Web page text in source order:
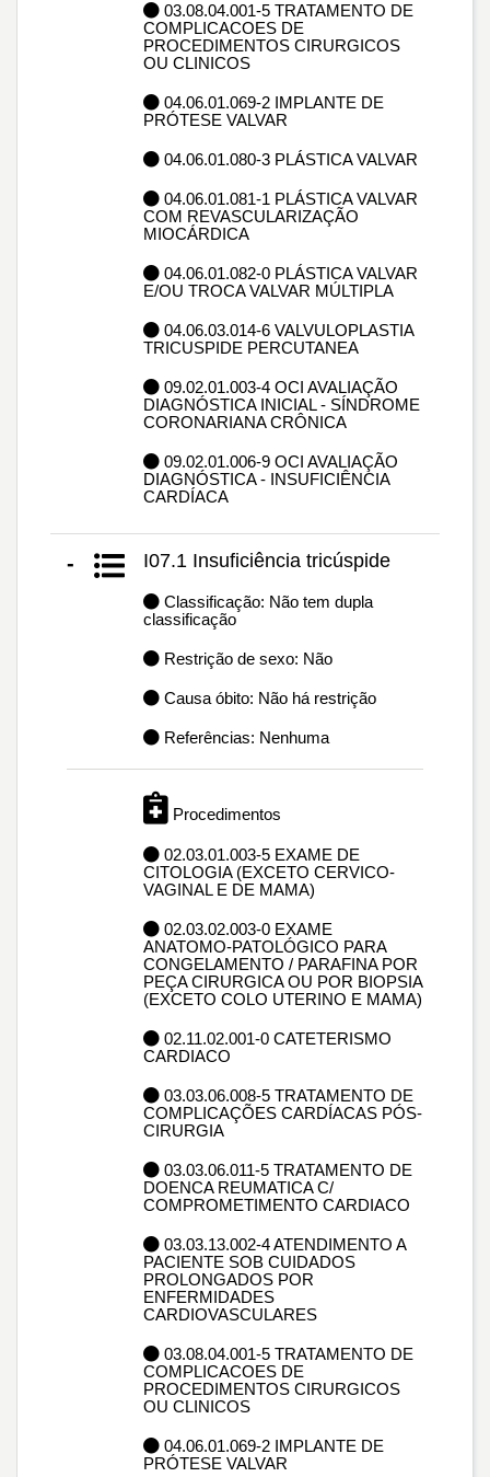
03.08.04.001-5 TRATAMENTO DE
COMPLICACOES DE
PROCEDIMENTOS CIRURGICOS
OU CLINICOS
04.06.01.069-2 IMPLANTE DE
PRÓTESE VALVAR
04.06.01.080-3 PLÁSTICA VALVAR
04.06.01.081-1 PLÁSTICA VALVAR
COM REVASCULARIZAÇÃO
MIOCÁRDICA
04.06.01.082-0 PLÁSTICA VALVAR
E/OU TROCA VALVAR MÚLTIPLA
04.06.03.014-6 VALVULOPLASTIA
TRICUSPIDE PERCUTANEA
09.02.01.003-4 OCI AVALIAÇÃO
DIAGNÓSTICA INICIAL - SÍNDROME
CORONARIANA CRÔNICA
09.02.01.006-9 OCI AVALIAÇÃO
DIAGNÓSTICA - INSUFICIÊNCIA
CARDÍACA
- I07.1 Insuficiência tricúspide
Classificação: Não tem dupla
classificação
Restrição de sexo: Não
Causa óbito: Não há restrição
Referências: Nenhuma
Procedimentos
02.03.01.003-5 EXAME DE
CITOLOGIA (EXCETO CERVICO-
VAGINAL E DE MAMA)
02.03.02.003-0 EXAME
ANATOMO-PATOLÓGICO PARA
CONGELAMENTO / PARAFINA POR
PEÇA CIRURGICA OU POR BIOPSIA
(EXCETO COLO UTERINO E MAMA)
02.11.02.001-0 CATETERISMO
CARDIACO
03.03.06.008-5 TRATAMENTO DE
COMPLICAÇÕES CARDÍACAS PÓS-
CIRURGIA
03.03.06.011-5 TRATAMENTO DE
DOENCA REUMATICA C/
COMPROMETIMENTO CARDIACO
03.03.13.002-4 ATENDIMENTO A
PACIENTE SOB CUIDADOS
PROLONGADOS POR
ENFERMIDADES
CARDIOVASCULARES
03.08.04.001-5 TRATAMENTO DE
COMPLICACOES DE
PROCEDIMENTOS CIRURGICOS
OU CLINICOS
04.06.01.069-2 IMPLANTE DE
PRÓTESE VALVAR